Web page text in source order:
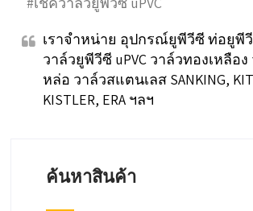
เราจำหน่าย อุปกรณ์ยูพีวีซี ท่อยูพีวี
วาล์วยูพีวีซี uPVC วาล์วทองเหลือง
หล่อ วาล์วสแตนเลส SANKING,
KISTLER, ERA ฯลฯ
ค้นหาสินค้า